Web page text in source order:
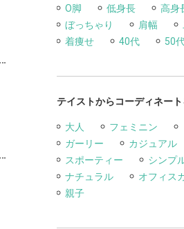
O脚
低身長
高身
ぼっちゃり
肩幅
着痩せ
40代 50
テイストからコーディネー
大人 フェミニン
ガーリー
カジュアル
スポーティー
シンプ
ナチュラル
オフィス
親子